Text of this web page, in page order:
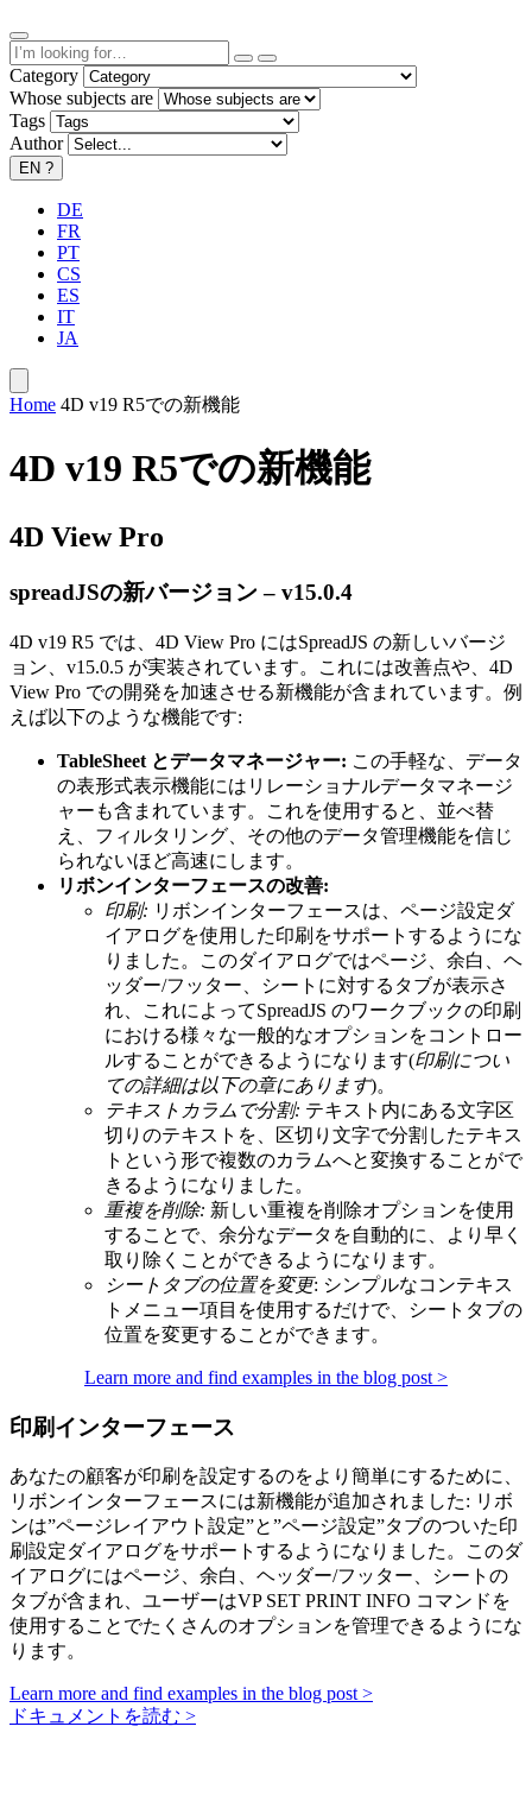
Category
Whose subjects are
Tags
Author
EN ?
DE
FR
PT
CS
ES
IT
JA
Home 4D v19 R5での新機能
4D v19 R5での新機能
4D View Pro
spreadJSの新バージョン – v15.0.4
4D v19 R5 では、4D View Pro にはSpreadJS の新しいバージ
ョン、v15.0.5 が実装されています。これには改善点や、4D
View Pro での開発を加速させる新機能が含まれています。例
えば以下のような機能です:
TableSheet とデータマネージャー: この手軽な、データ
の表形式表示機能にはリレーショナルデータマネージ
ャーも含まれています。これを使用すると、並べ替
え、フィルタリング、その他のデータ管理機能を信じ
られないほど高速にします。
リボンインターフェースの改善:
印刷: リボンインターフェースは、ページ設定ダ
イアログを使用した印刷をサポートするようにな
りました。このダイアログではページ、余白、ヘ
ッダー/フッター、シートに対するタブが表示さ
れ、これによってSpreadJS のワークブックの印刷
における様々な一般的なオプションをコントロー
ルすることができるようになります(印刷につい
ての詳細は以下の章にあります)。
テキストカラムで分割: テキスト内にある文字区
切りのテキストを、区切り文字で分割したテキス
トという形で複数のカラムへと変換することがで
きるようになりました。
重複を削除: 新しい重複を削除オプションを使用
することで、余分なデータを自動的に、より早く
取り除くことができるようになります。
シートタブの位置を変更: シンプルなコンテキス
トメニュー項目を使用するだけで、シートタブの
位置を変更することができます。
Learn more and find examples in the blog post >
印刷インターフェース
あなたの顧客が印刷を設定するのをより簡単にするために、
リボンインターフェースには新機能が追加されました: リボ
ンは”ページレイアウト設定”と”ページ設定”タブのついた印
刷設定ダイアログをサポートするようになりました。このダ
イアログにはページ、余白、ヘッダー/フッター、シートの
タブが含まれ、ユーザーはVP SET PRINT INFO コマンドを
使用することでたくさんのオプションを管理できるようにな
ります。
Learn more and find examples in the blog post >
ドキュメントを読む >